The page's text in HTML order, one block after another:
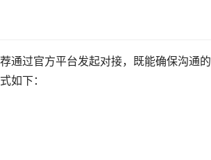
过官方平台发起对接，既能确保沟通的
如下：